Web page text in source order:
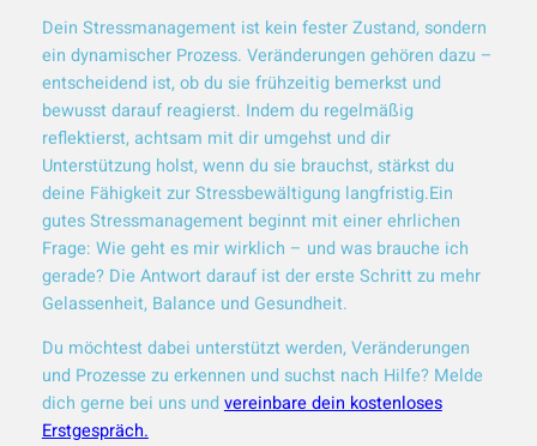
Dein Stressmanagement ist kein fester Zustand, sondern
ein dynamischer Prozess. Veränderungen gehören dazu –
entscheidend ist, ob du sie frühzeitig bemerkst und
bewusst darauf reagierst. Indem du regelmäßig
reflektierst, achtsam mit dir umgehst und dir
Unterstützung holst, wenn du sie brauchst, stärkst du
deine Fähigkeit zur Stressbewältigung langfristig.Ein
gutes Stressmanagement beginnt mit einer ehrlichen
Frage: Wie geht es mir wirklich – und was brauche ich
gerade?Die Antwort darauf ist der erste Schritt zu mehr
Gelassenheit, Balance und Gesundheit.
Du möchtest dabei unterstützt werden, Veränderungen
und Prozesse zu erkennen und suchst nach Hilfe? Melde
dich gerne bei uns undvereinbare dein kostenloses
Erstgespräch.